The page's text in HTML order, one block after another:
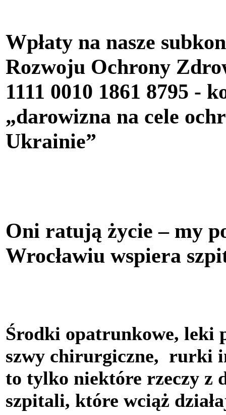
Wpłaty na nasze
Rozwoju Ochrony
1111 0010 1861 8795 -
„darowizna na cele
Ukrainie”
Oni ratują życie – my
Wrocławiu wspiera
Środki opatrunkowe, leki
szwy chirurgiczne, rurki
to tylko niektóre rzeczy z
szpitali, które wciąż